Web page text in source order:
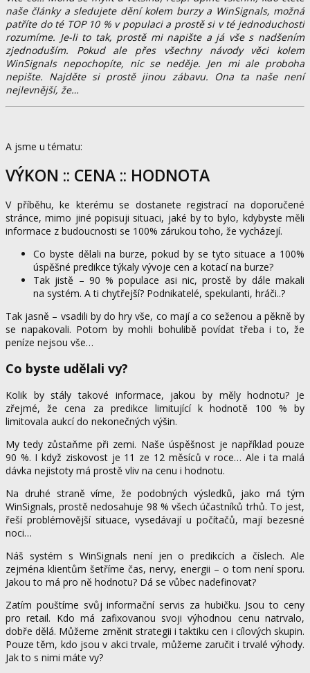
naše články a sledujete dění kolem burzy a WinSignals, možná
patříte do té TOP 10 % v populaci a prostě si v té jednoduchosti
rozumíme. Je-li to tak, prostě mi napište a já vše s nadšením
zjednoduším. Pokud ale přes všechny návody věci kolem
WinSignals nepochopíte, nic se neděje. Jen mi ale proboha
nepište. Najděte si prostě jinou zábavu. Ona ta naše není
nejlevnější, že…
A jsme u tématu:
VÝKON :: CENA :: HODNOTA
V příběhu, ke kterému se dostanete registrací na doporučené
stránce, mimo jiné popisuji situaci, jaké by to bylo, kdybyste měli
informace z budoucnosti se 100% zárukou toho, že vycházejí.
Co byste dělali na burze, pokud by se tyto situace a 100%
úspěšné predikce týkaly vývoje cen a kotací na burze?
Tak jistě – 90 % populace asi nic, prostě by dále makali
na systém. A ti chytřejší? Podnikatelé, spekulanti, hráči..?
Tak jasně – vsadili by do hry vše, co mají a co seženou a pěkně by
se napakovali. Potom by mohli bohulibě povídat třeba i to, že
peníze nejsou vše…
Co byste udělali vy?
Kolik by stály takové informace, jakou by měly hodnotu? Je
zřejmé, že cena za predikce limitující k hodnotě 100 % by
limitovala aukcí do nekonečných výšin.
My tedy zůstaňme při zemi. Naše úspěšnost je například pouze
90 %. I když ziskovost je 11 ze 12 měsíců v roce… Ale i ta malá
dávka nejistoty má prostě vliv na cenu i hodnotu.
Na druhé straně víme, že podobných výsledků, jako má tým
WinSignals, prostě nedosahuje 98 % všech účastníků trhů. To jest,
řeší problémovější situace, vysedávají u počítačů, mají bezesné
noci…
Náš systém s WinSignals není jen o predikcích a číslech. Ale
zejména klientům šetříme čas, nervy, energii – o tom není sporu.
Jakou to má pro ně hodnotu? Dá se vůbec nadefinovat?
Zatím pouštíme svůj informační servis za hubičku. Jsou to ceny
pro retail. Kdo má zafixovanou svoji výhodnou cenu natrvalo,
dobře dělá. Můžeme změnit strategii i taktiku cen i cílových skupin.
Pouze těm, kdo jsou v akci trvale, můžeme zaručit i trvalé výhody.
Jak to s nimi máte vy?